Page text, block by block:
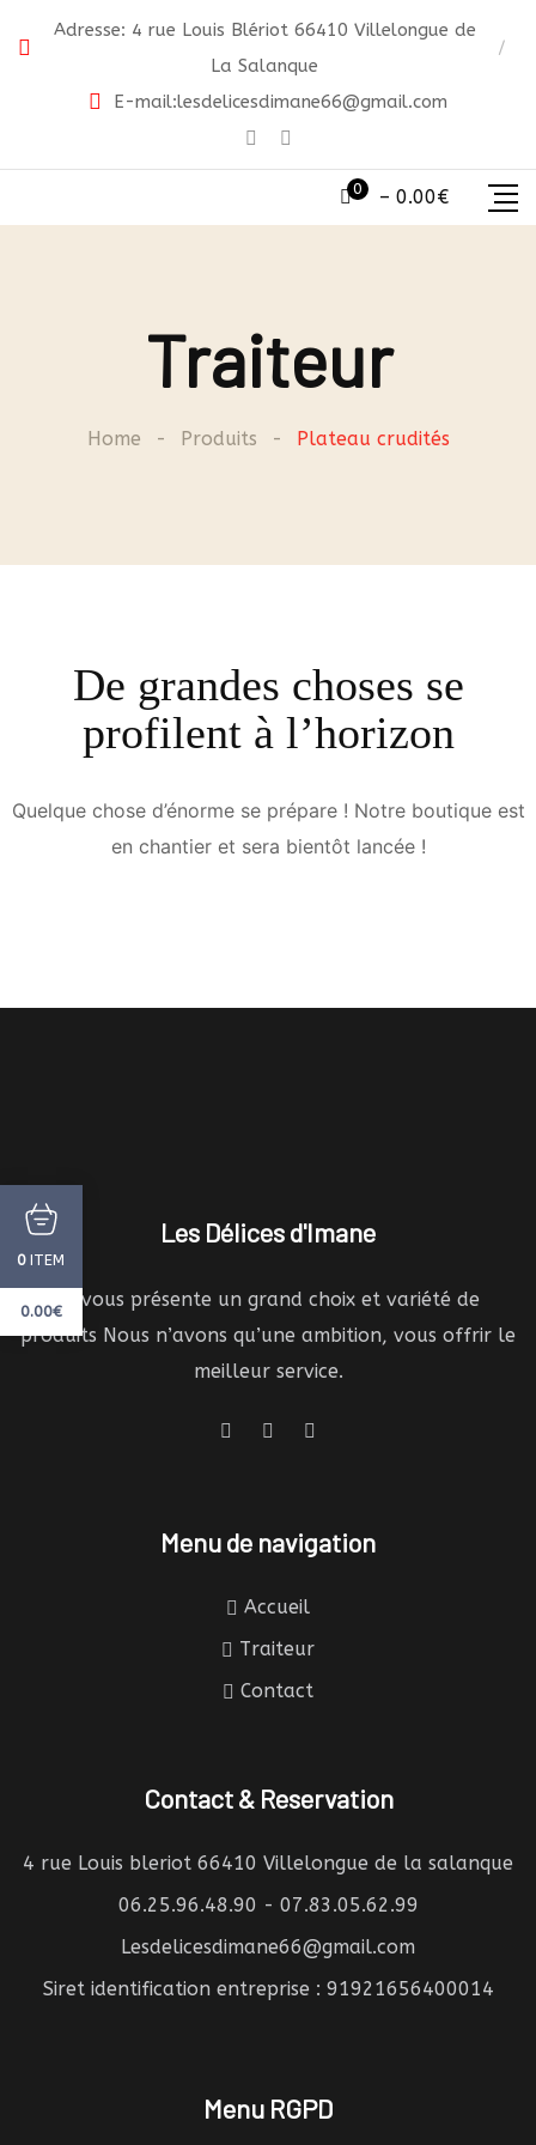
Adresse: 4 rue Louis Blériot 66410 Villelongue de
La Salanque
E-mail:lesdelicesdimane66@gmail.com
0 – 0.00€
Traiteur
Home - Produits - Plateau crudités
De grandes choses se
profilent à l’horizon
Quelque chose d’énorme se prépare ! Notre boutique est
en chantier et sera bientôt lancée !
Les Délices d'Imane
Je vous présente un grand choix et variété de
produits Nous n’avons qu’une ambition, vous offrir le
meilleur service.
Menu de navigation
Accueil
Traiteur
Contact
Contact & Reservation
4 rue Louis bleriot 66410 Villelongue de la salanque
06.25.96.48.90 - 07.83.05.62.99
Lesdelicesdimane66@gmail.com
Siret identification entreprise : 91921656400014
Menu RGPD
0 ITEM
0.00€